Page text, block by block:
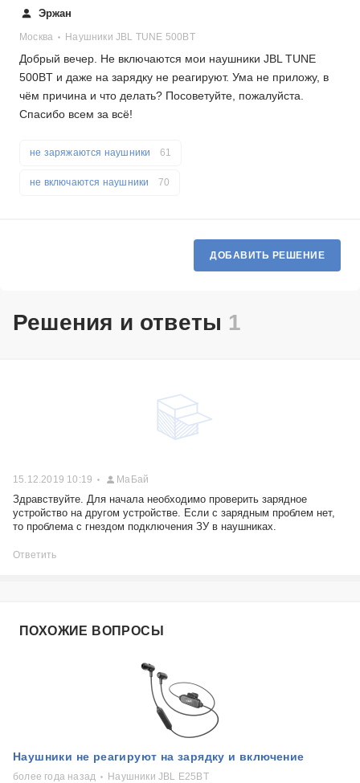
Эржан
Москва Наушники JBL TUNE 500BT
Добрый вечер. Не включаются мои наушники JBL TUNE
500BT и даже на зарядку не реагируют. Ума не приложу, в
чём причина и что делать? Посоветуйте, пожалуйста.
Спасибо всем за всё!
не заряжаются наушники 61
не включаются наушники 70
ДОБАВИТЬ РЕШЕНИЕ
Решения и ответы 1
15.12.2019 10:19 МаБай
Здравствуйте. Для начала необходимо проверить зарядное
устройство на другом устройстве. Если с зарядным проблем нет,
то проблема с гнездом подключения ЗУ в наушниках.
Ответить
ПОХОЖИЕ ВОПРОСЫ
Наушники не реагируют на зарядку и включение
более года назад Наушники JBL E25BT